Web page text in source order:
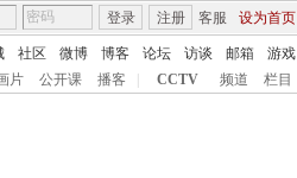
客服 设为首页
登录 注册
社区 微博 博客 论坛 访谈 邮箱
游戏
片
公开课 播客 CCTV 频道 栏目